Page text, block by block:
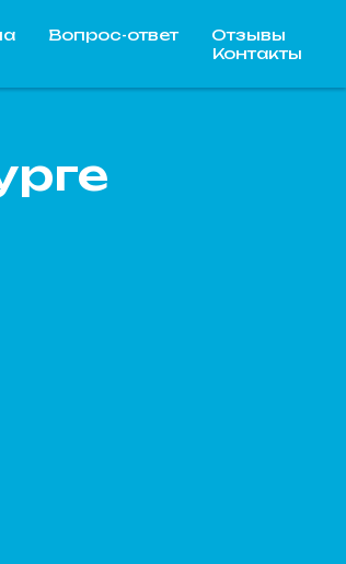
Вопрос-ответ
Отзывы
Контакты